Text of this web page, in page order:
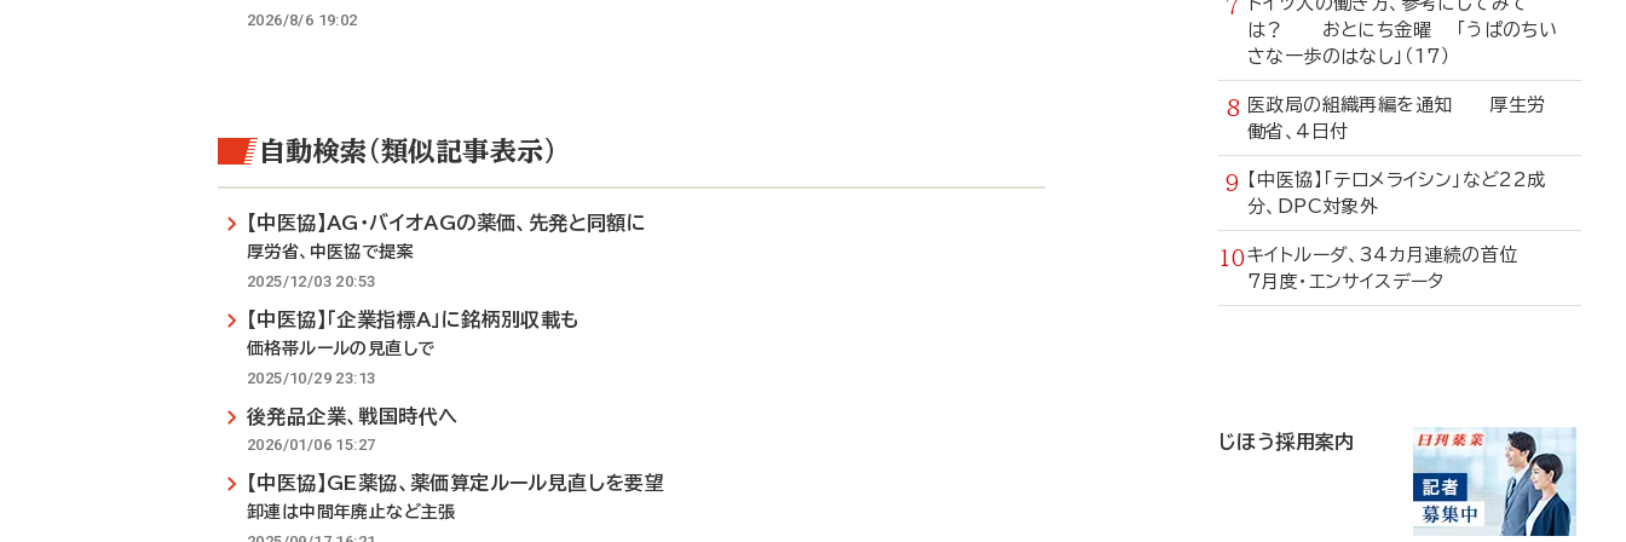
2026/8/6 19:02
自動検索（類似記事表示）
【中医協】AG・バイオAGの薬価、先発と同額に
厚労省、中医協で提案
2025/12/03 20:53
【中医協】「企業指標A」に銘柄別収載も
価格帯ルールの見直しで
2025/10/29 23:13
後発品企業、戦国時代へ
2026/01/06 15:27
【中医協】GE薬協、薬価算定ルール見直しを要望
卸連は中間年廃止など主張
は？ おとにち金曜 「うぱのちい
さな一歩のはなし」（17）
医政局の組織再編を通知 厚生労
働省、4日付
【中医協】「テロメライシン」など22成
分、DPC対象外
キイトルーダ、34カ月連続の首位
7月度・エンサイスデータ
じほう採用案内